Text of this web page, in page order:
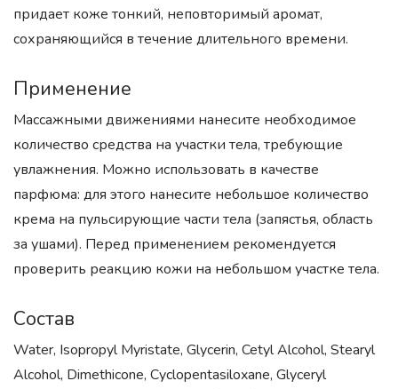
придает коже тонкий, неповторимый аромат,
сохраняющийся в течение длительного времени.
Применение
Массажными движениями нанесите необходимое
количество средства на участки тела, требующие
увлажнения. Можно использовать в качестве
парфюма: для этого нанесите небольшое количество
крема на пульсирующие части тела (запястья, область
за ушами). Перед применением рекомендуется
проверить реакцию кожи на небольшом участке тела.
Состав
Water, Isopropyl Myristate, Glycerin, Cetyl Alcohol, Stearyl
Alcohol, Dimethicone, Cyclopentasiloxane, Glyceryl